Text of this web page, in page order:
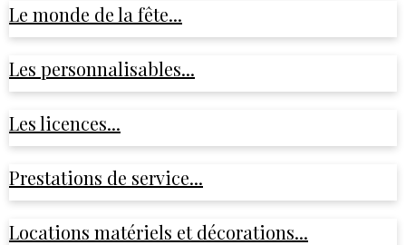
Le monde de la fête...
Les personnalisables...
Les licences...
Prestations de service...
Locations matériels et décorations...